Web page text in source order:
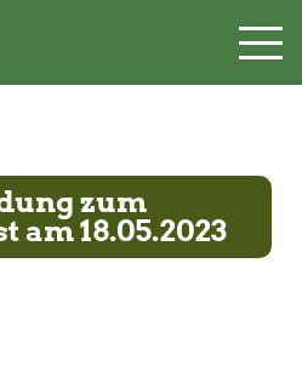
zum
am 18.05.2023